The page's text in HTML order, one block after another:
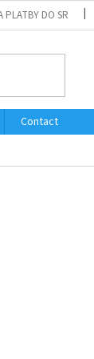
PLATBY DO SR
Contact